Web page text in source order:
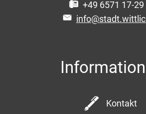
+49 6571 17-29
Kontakt